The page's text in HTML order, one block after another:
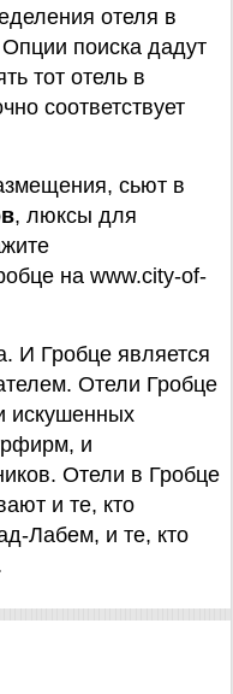
отеля в
поиска дадут
тот отель в
соответствует
сьют в
, люксы для
на www.city-of-
И Гробце является
Отели Гробце
искушенных
и
Отели в Гробце
и те, кто
Лабем, и те, кто